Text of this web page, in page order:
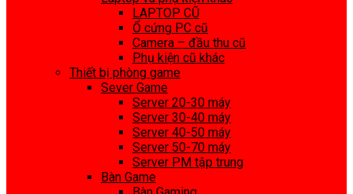
LAPTOP CŨ
Ổ cứng PC cũ
Camera – đầu thu cũ
Phụ kiện cũ khác
Thiết bị phòng game
Sever Game
Server 20-30 máy
Server 30-40 máy
Server 40-50 máy
Server 50-70 máy
Server PM tập trung
Bàn Game